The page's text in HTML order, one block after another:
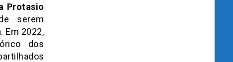
Protasio
serem
Em 2022,
dos